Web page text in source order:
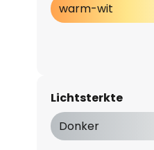
warm-wit
Lichtsterkte
Donker